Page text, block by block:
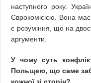
наступного року.
Єврокомісією. Вона
є розуміння, що на
аргументи.
У чому суть
Польщею, що саме
кожної зі сторін?